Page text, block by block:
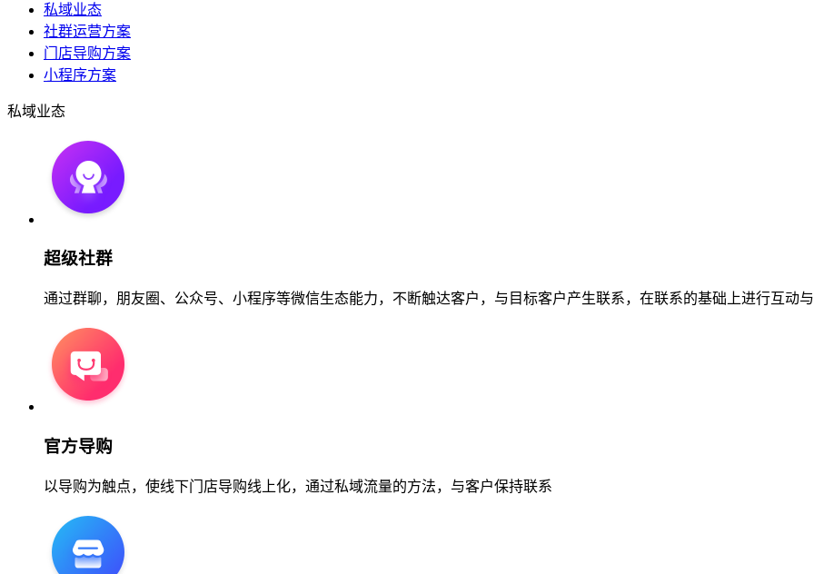
私域业态
社群运营方案
门店导购方案
小程序方案
私域业态
超级社群
通过群聊，朋友圈、公众号、小程序等微信生态能力，不断触达客户，与目标客户产生联系，在联系的基础上进行互动
官方导购
以导购为触点，使线下门店导购线上化，通过私域流量的方法，与客户保持联系